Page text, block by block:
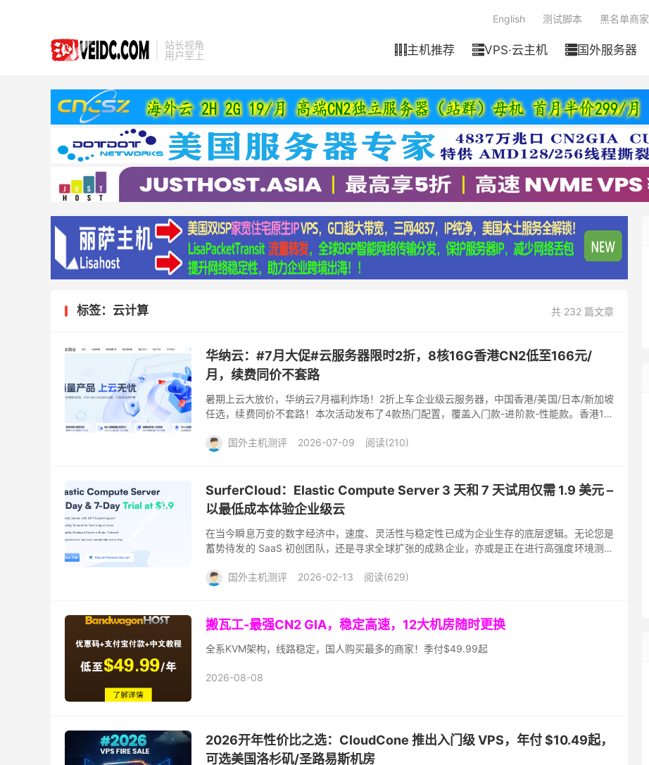
站长视角
用户至上
主机推荐 VPS·云主机 国外服务器
English 测试脚本 黑名单商家
共 232 篇文章
标签：云计算
华纳云：#7月大促#云服务器限时2折，8核16G香港CN2低至166元/
月，续费同价不套路
暑期上云大放价，华纳云7月福利炸场！2折上车企业级云服务器，中国香港/美国/日本/新加坡
任选，续费同价不套路！本次活动发布了4款热门配置，覆盖入门款-进阶款-性能款。香港1核
国外主机测评
2026-07-09 阅读(210)
SurferCloud：Elastic Compute Server 3 天和 7 天试用仅需 1.9 美元 –
以最低成本体验企业级云
在当今瞬息万变的数字经济中，速度、灵活性与稳定性已成为企业生存的底层逻辑。无论您是
蓄势待发的 SaaS 初创团队，还是寻求全球扩张的成熟企业，亦或是正在进行高强度环境测试
国外主机测评
2026-02-13 阅读(629)
搬瓦工-最强CN2 GIA，稳定高速，12大机房随时更换
全系KVM架构，线路稳定，国人购买最多的商家！季付$49.99起
2026-08-08
2026开年性价比之选：CloudCone 推出入门级 VPS，年付 $10.49起，
可选美国洛杉矶/圣路易斯机房